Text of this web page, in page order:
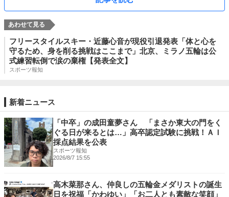
フリースタイルスキー・近藤心音が現役引退発表「体と心を
守るため、身を削る挑戦はここまで」北京、ミラノ五輪は公
式練習転倒で涙の棄権【発表全文】
スポーツ報知
新着ニュース
「中卒」の成田童夢さん 「まさか東大の門をく
ぐる日が来るとは…」高卒認定試験に挑戦！ＡＩ
採点結果を公表
スポーツ報知
2026/8/7 15:55
高木菜那さん、仲良しの五輪金メダリストの誕生
日を祝福「かわゆい」「お二人とも素敵な笑顔」